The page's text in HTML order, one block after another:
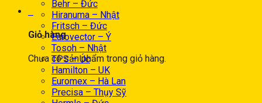
Giỏ hàng
Chưa có sản phẩm trong giỏ hàng.
Behr – Đức
Hiranuma – Nhật
Fritsch – Đức
Eurovector – Ý
Tosoh – Nhật
TPS – Úc
Hamilton – UK
Euromex – Hà Lan
Precisa – Thụy Sỹ